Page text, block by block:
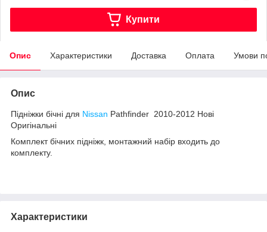
Купити
Опис Характеристики Доставка Оплата Умови
Опис
Підніжки бічні для Nissan Pathfinder 2010-2012 Нові
Оригінальні
Комплект бічних підніжк, монтажний набір входить до
комплекту.
Характеристики